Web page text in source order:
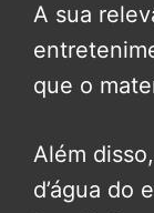
A sua
que o
Além
d’água do